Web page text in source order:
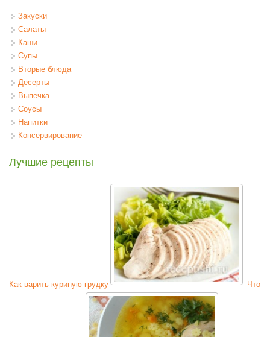
Закуски
Салаты
Каши
Супы
Вторые блюда
Десерты
Выпечка
Соусы
Напитки
Консервирование
Лучшие рецепты
Как варить куриную грудку Что